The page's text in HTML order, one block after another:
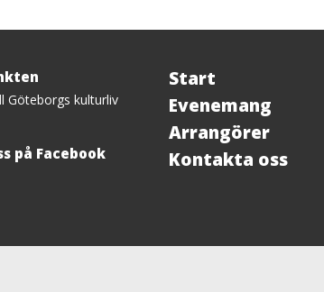
Göteborgs kulturliv
på Facebook
Start
Evenemang
Arrangörer
Kontakta oss